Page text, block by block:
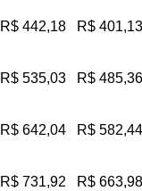
R$ 442,18 R$ 401,13
R$ 535,03 R$ 485,36
R$ 642,04 R$ 582,44
R$ 731,92 R$ 663,98